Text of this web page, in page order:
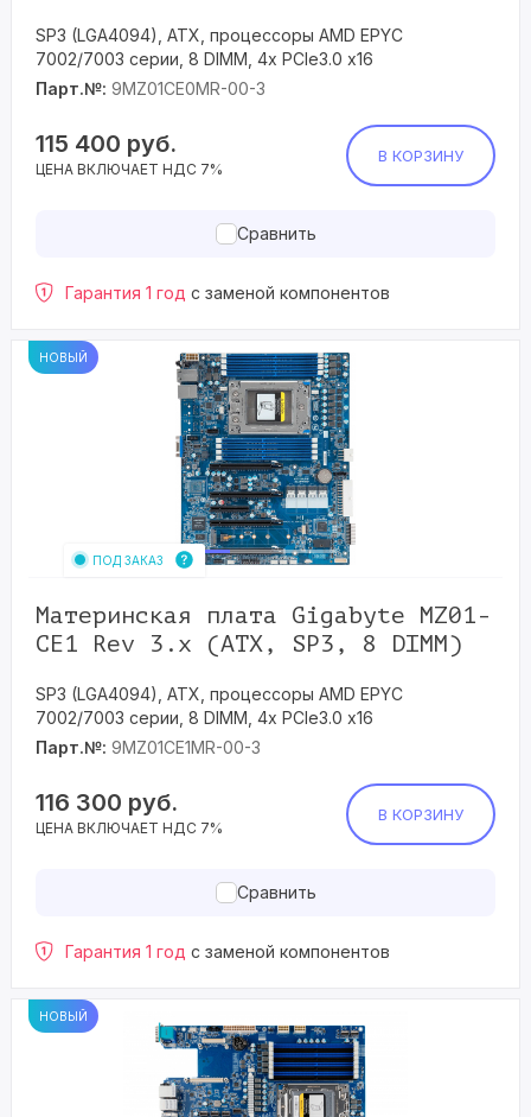
SP3 (LGA4094), ATX, процессоры AMD EPYC
7002/7003 серии, 8 DIMM, 4x PCIe3.0 x16
Парт.№: 9MZ01CE0MR-00-3
115 400 руб.
ЦЕНА ВКЛЮЧАЕТ НДС 7%
В КОРЗИНУ
Сравнить
Гарантия 1 год с заменой компонентов
НОВЫЙ
ПОД ЗАКАЗ
Материнская плата Gigabyte MZ01-
CE1 Rev 3.x (ATX, SP3, 8 DIMM)
SP3 (LGA4094), ATX, процессоры AMD EPYC
7002/7003 серии, 8 DIMM, 4x PCIe3.0 x16
Парт.№: 9MZ01CE1MR-00-3
116 300 руб.
ЦЕНА ВКЛЮЧАЕТ НДС 7%
В КОРЗИНУ
Сравнить
Гарантия 1 год с заменой компонентов
НОВЫЙ